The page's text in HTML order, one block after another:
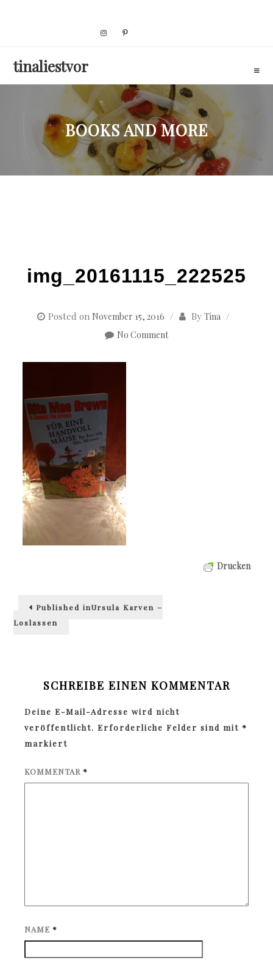
tinaliestvor
BOOKS AND MORE
img_20161115_222525
Posted on November 15, 2016 By Tina
No Comment
Drucken
Beitragsnavigation
Published inUrsula Karven –
Loslassen
SCHREIBE EINEN KOMMENTAR
Deine E-Mail-Adresse wird nicht
veröffentlicht. Erforderliche Felder sind mit *
markiert
KOMMENTAR *
NAME *